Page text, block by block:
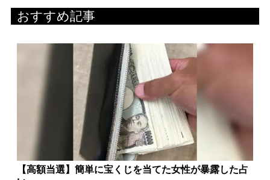
おすすめ記事
【高額当選】簡単に宝くじを当てた女性が暴露した占